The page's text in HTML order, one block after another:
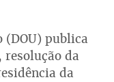
publica
da
da